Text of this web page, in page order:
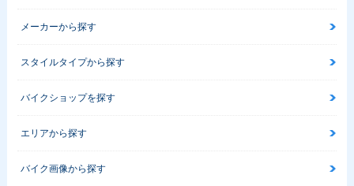
メーカーから探す
スタイルタイプから探す
バイクショップを探す
エリアから探す
バイク画像から探す